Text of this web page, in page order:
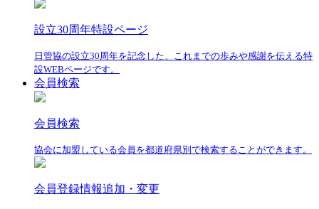
設立30周年特設ページ
日管協の設立30周年を記念した、これまでの歩みや感謝を伝える特
設WEBページです。
会員検索
会員検索
協会に加盟している会員を都道府県別で検索することができます。
会員登録情報追加・変更